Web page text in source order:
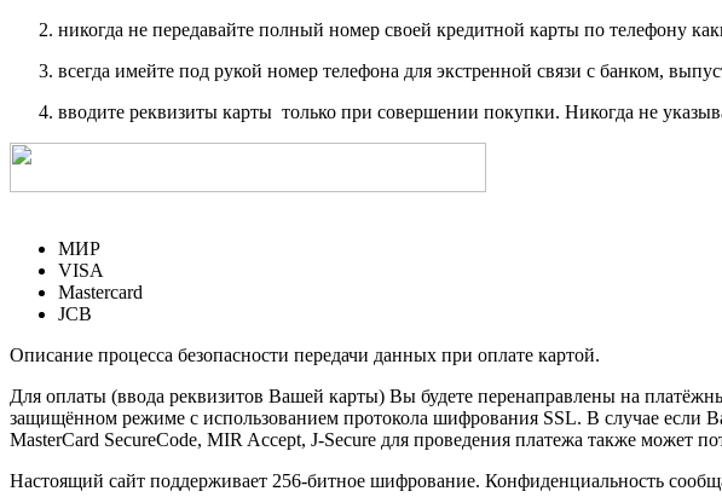
никогда не передавайте полный номер своей кредитной карты по телефону
всегда имейте под рукой номер телефона для экстренной связи с банком,
вводите реквизиты карты только при совершении покупки. Никогда не
МИР
VISA
Mastercard
JCB
Описание процесса безопасности передачи данных при оплате картой.
Для оплаты (ввода реквизитов Вашей карты) Вы будете перенаправлены на
защищённом режиме с использованием протокола шифрования SSL. В случае если
MasterCard SecureCode, MIR Accept, J-Secure для проведения платежа также может
Настоящий сайт поддерживает 256-битное шифрование. Конфиденциальность